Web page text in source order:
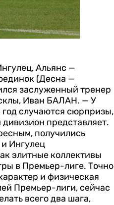
Альянс —
(Десна —
заслуженный тренер
Иван БАЛАН. — У
случаются сюрпризы,
представляет.
получились
Ингулец
элитные коллективы
в Премьер-лиге. Точно
и физическая
Премьер-лиги, сейчас
всего два шага,